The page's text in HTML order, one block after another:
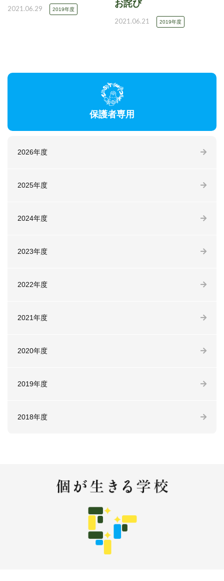
2021.06.29 2019年度
お詫び
2021.06.21 2019年度
保護者専用
2026年度
2025年度
2024年度
2023年度
2022年度
2021年度
2020年度
2019年度
2018年度